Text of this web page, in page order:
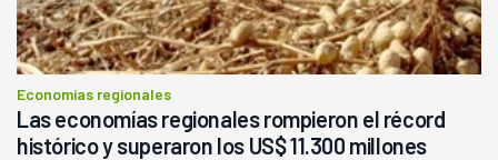
Economías regionales
Las economías regionales rompieron el récord
histórico y superaron los US$ 11.300 millones